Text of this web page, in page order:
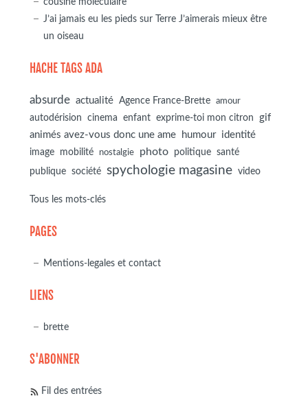
J’ai jamais eu les pieds sur Terre J’aimerais mieux être
un oiseau
HACHE TAGS ADA
absurde actualité Agence France-Brette amour
autodérision cinema enfant exprime-toi mon citron
gif
animés avez-vous donc une ame
humour identité
image mobilité nostalgie photo politique
santé
publique
société spychologie magasine video
Tous les mots-clés
PAGES
Mentions-legales et contact
LIENS
brette
S'ABONNER
Fil des entrées